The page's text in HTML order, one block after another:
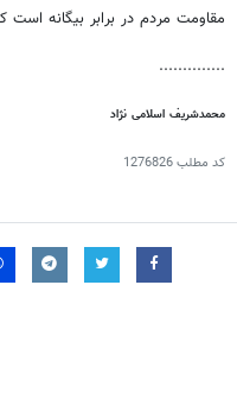
مقاومت مردم در برابر بیگانه است
..............
محمدشریف اسلامی نژاد
کد مطلب1276826